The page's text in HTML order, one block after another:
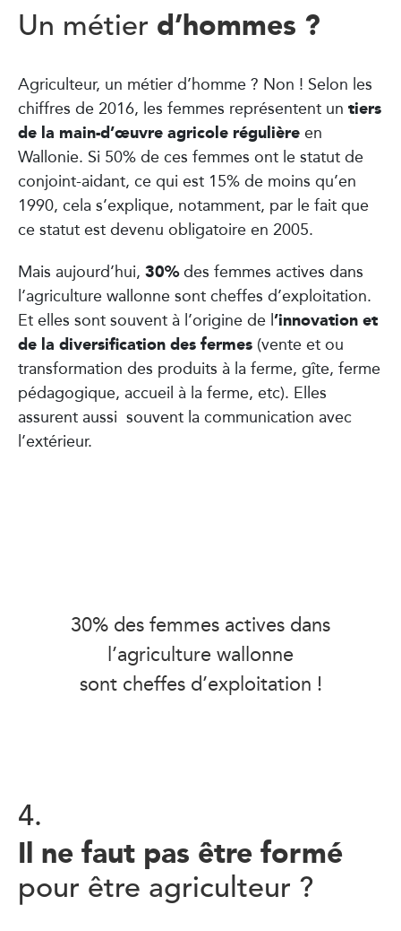
Un métier d’hommes ?
Agriculteur, un métier d’homme ? Non ! Selon les
chiffres de 2016, les femmes représentent un tiers
de la main-d’œuvre agricole régulièreen
Wallonie. Si 50% de ces femmes ont le statut de
conjoint-aidant, ce qui est 15% de moins qu’en
1990, cela s’explique, notamment, par le fait que
ce statut est devenu obligatoire en 2005.
Mais aujourd’hui, 30%des femmes actives dans
l’agriculture wallonne sont cheffes d’exploitation.
Et elles sont souvent à l’origine de l’innovation et
de la diversification des fermes (vente et ou
transformation des produits à la ferme, gîte, ferme
pédagogique, accueil à la ferme, etc). Elles
assurent aussi souvent la communication avec
l’extérieur.
30% des femmes actives dans
l’agriculture wallonne
sont cheffes d’exploitation !
4.
Il ne faut pas être formé
pour être agriculteur ?